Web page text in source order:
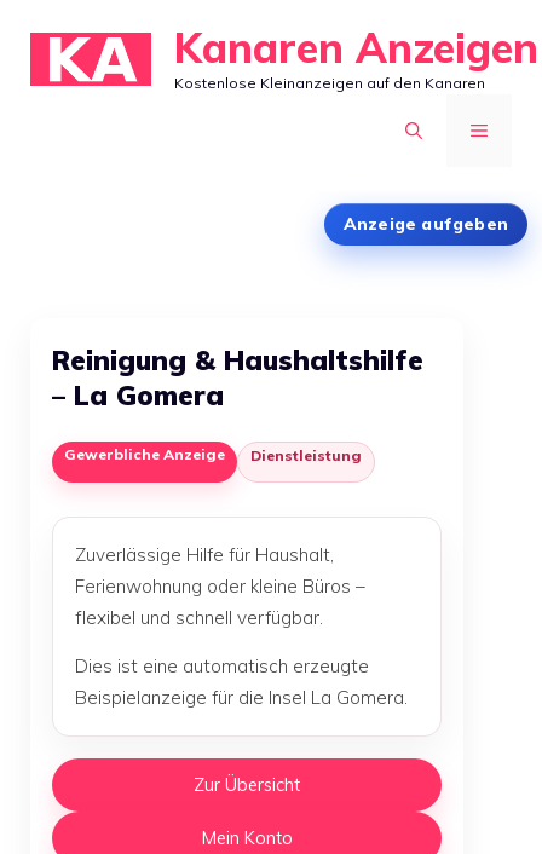
Inhalt
springen
Kanaren Anzeigen
Kostenlose Kleinanzeigen auf den Kanaren
MENÜ
Anzeige aufgeben
Reinigung & Haushaltshilfe
– La Gomera
Gewerbliche Anzeige Dienstleistung
Zuverlässige Hilfe für Haushalt,
Ferienwohnung oder kleine Büros –
flexibel und schnell verfügbar.
Dies ist eine automatisch erzeugte
Beispielanzeige für die Insel La Gomera.
Zur Übersicht
Mein Konto